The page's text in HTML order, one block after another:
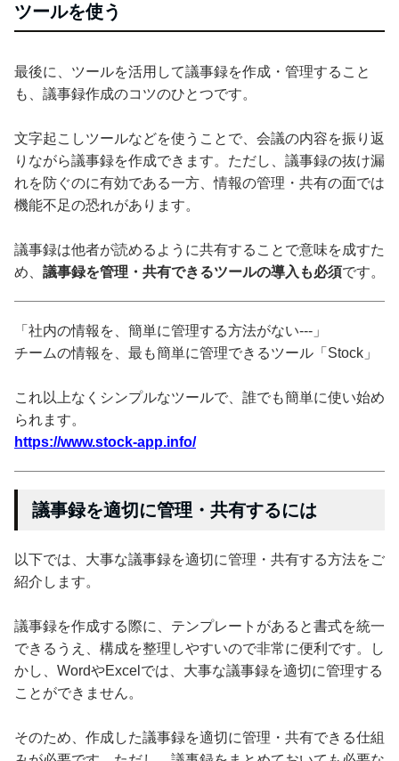
ツールを使う
最後に、ツールを活用して議事録を作成・管理すること
も、議事録作成のコツのひとつです。
文字起こしツールなどを使うことで、会議の内容を振り返
りながら議事録を作成できます。ただし、議事録の抜け漏
れを防ぐのに有効である一方、情報の管理・共有の面では
機能不足の恐れがあります。
議事録は他者が読めるように共有することで意味を成すた
め、 議事録を管理・共有できるツールの導入も必須です。
「社内の情報を、簡単に管理する方法がない---」
チームの情報を、最も簡単に管理できるツール「Stock」
これ以上なくシンプルなツールで、誰でも簡単に使い始め
られます。
https://www.stock-app.info/
議事録を適切に管理・共有するには
以下では、大事な議事録を適切に管理・共有する方法をご
紹介します。
議事録を作成する際に、テンプレートがあると書式を統一
できるうえ、構成を整理しやすいので非常に便利です。し
かし、WordやExcelでは、大事な議事録を適切に管理する
ことができません。
そのため、作成した議事録を適切に管理・共有できる仕組